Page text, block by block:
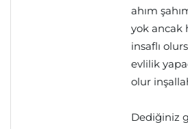
ahım
yok ancak
insaflı
evlilik
olur
Dediğiniz